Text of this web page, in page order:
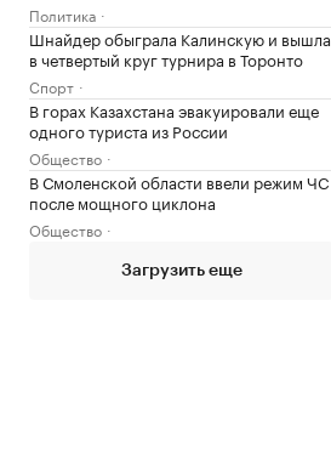
Политика
Шнайдер обыграла Калинскую и вышла
в четвертый круг турнира в Торонто
Спорт
В горах Казахстана эвакуировали еще
одного туриста из России
Общество
В Смоленской области ввели режим ЧС
после мощного циклона
Общество
Загрузить еще